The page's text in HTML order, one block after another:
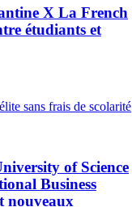
X La French
étudiants et
of Science
Business
nouveaux